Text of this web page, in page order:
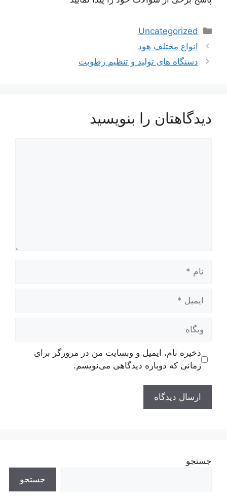
دسته‌ها
Uncategorized
ناوبری
نوشته‌ها
انواع مختلف هود
دستگاه های تولید و تنظیم رطوبت
دیدگاهتان را بنویسید
ایمیل
وبگاه
ذخیره نام، ایمیل و وبسایت من در مرورگر برای
زمانی که دوباره دیدگاهی می‌نویسم.
جستجو
جستجو